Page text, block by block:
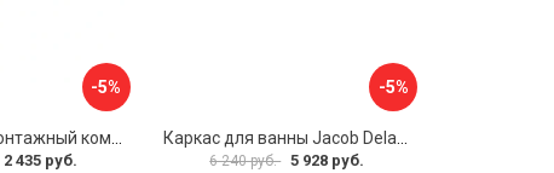
-5%
Упрощенный монтажный комплект для ванны Santek КАСАБЛАНКА 1WH501541 00058310
2 435 руб.
-5%
Каркас для ванны Jacob Delafon E6D082RU-00 Sofa 73633
6 240 руб. 5 928 руб.